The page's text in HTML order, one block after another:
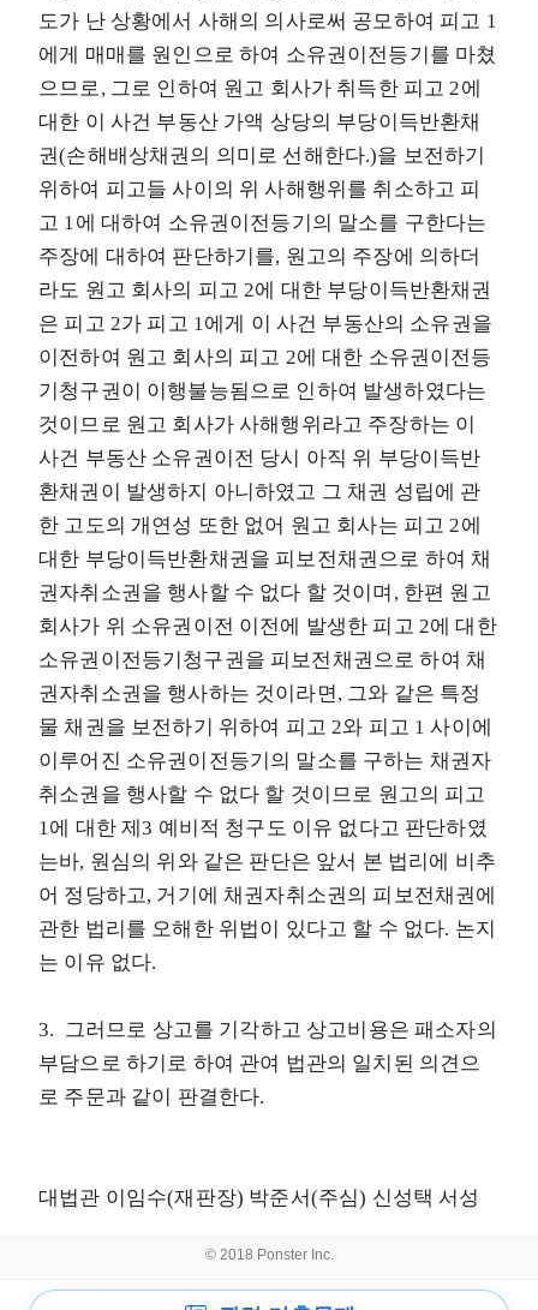
도가 난 상황에서 사해의 의사로써 공모하여 피고 1
에게 매매를 원인으로 하여 소유권이전등기를 마쳤
으므로, 그로 인하여 원고 회사가 취득한 피고 2에
대한 이 사건 부동산 가액 상당의 부당이득반환채
권(손해배상채권의 의미로 선해한다.)을 보전하기
위하여 피고들 사이의 위 사해행위를 취소하고 피
고 1에 대하여 소유권이전등기의 말소를 구한다는
주장에 대하여 판단하기를, 원고의 주장에 의하더
라도 원고 회사의 피고 2에 대한 부당이득반환채권
은 피고 2가 피고 1에게 이 사건 부동산의 소유권을
이전하여 원고 회사의 피고 2에 대한 소유권이전등
기청구권이 이행불능됨으로 인하여 발생하였다는
것이므로 원고 회사가 사해행위라고 주장하는 이
사건 부동산 소유권이전 당시 아직 위 부당이득반
환채권이 발생하지 아니하였고 그 채권 성립에 관
한 고도의 개연성 또한 없어 원고 회사는 피고 2에
대한 부당이득반환채권을 피보전채권으로 하여 채
권자취소권을 행사할 수 없다 할 것이며, 한편 원고
회사가 위 소유권이전 이전에 발생한 피고 2에 대한
소유권이전등기청구권을 피보전채권으로 하여 채
권자취소권을 행사하는 것이라면, 그와 같은 특정
물 채권을 보전하기 위하여 피고 2와 피고 1 사이에
이루어진 소유권이전등기의 말소를 구하는 채권자
취소권을 행사할 수 없다 할 것이므로 원고의 피고
1에 대한 제3 예비적 청구도 이유 없다고 판단하였
는바, 원심의 위와 같은 판단은 앞서 본 법리에 비추
어 정당하고, 거기에 채권자취소권의 피보전채권에
관한 법리를 오해한 위법이 있다고 할 수 없다. 논지
는 이유 없다.
3. 그러므로 상고를 기각하고 상고비용은 패소자의
부담으로 하기로 하여 관여 법관의 일치된 의견으
로 주문과 같이 판결한다.
대법관 이임수(재판장) 박준서(주심) 신성택 서성
© 2018 Ponster Inc.